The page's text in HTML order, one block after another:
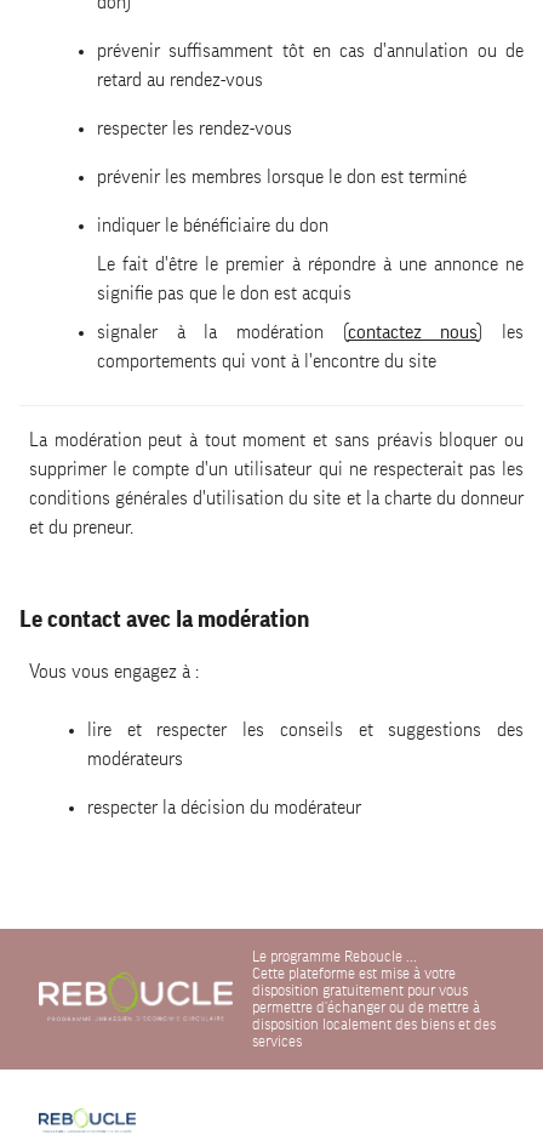
prévenir suffisamment tôt en cas d'annulation ou de
retard au rendez-vous
respecter les rendez-vous
prévenir les membres lorsque le don est terminé
indiquer le bénéficiaire du don
Le fait d'être le premier à répondre à une annonce ne
signifie pas que le don est acquis
signaler à la modération (contactez nous) les
comportements qui vont à l'encontre du site
La modération peut à tout moment et sans préavis bloquer ou
supprimer le compte d'un utilisateur qui ne respecterait pas les
conditions générales d'utilisation du site et la charte du donneur
et du preneur.
Le contact avec la modération
Vous vous engagez à :
lire et respecter les conseils et suggestions des
modérateurs
respecter la décision du modérateur
Le programme Reboucle ...
Cette plateforme est mise à votre
disposition gratuitement pour vous
permettre d'échanger ou de mettre à
disposition localement des biens et des
services